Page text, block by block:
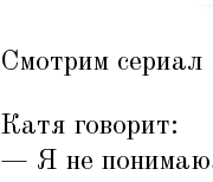
Смотрим
Катя говорит:
— Я не понимаю,